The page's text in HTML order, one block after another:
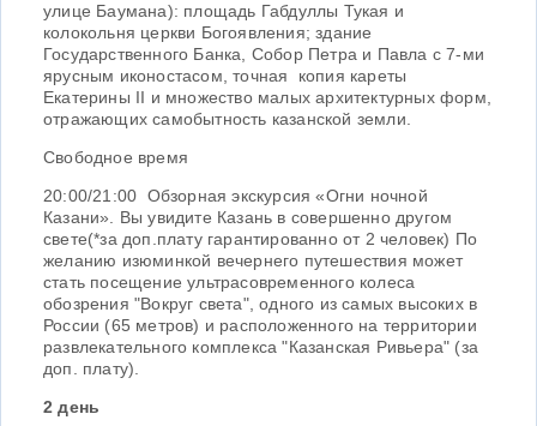
улице Баумана): площадь Габдуллы Тукая и
колокольня церкви Богоявления; здание
Государственного Банка, Собор Петра и Павла с 7-ми
ярусным иконостасом, точная копия кареты
Екатерины II и множество малых архитектурных форм,
отражающих самобытность казанской земли.
Свободное время
20:00/21:00 Обзорная экскурсия «Огни ночной
Казани». Вы увидите Казань в совершенно другом
свете(*за доп.плату гарантированно от 2 человек) По
желанию изюминкой вечернего путешествия может
стать посещение ультрасовременного колеса
обозрения "Вокруг света", одного из самых высоких в
России (65 метров) и расположенного на территории
развлекательного комплекса "Казанская Ривьера" (за
доп. плату).
2 день